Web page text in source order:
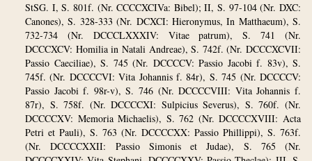
StSG. I, S. 801f. (Nr. CCCCXCIVa: Bibel); II, S. 97-104 (Nr. DXC:
Canones), S. 328-333 (Nr. DCXCI: Hieronymus, In Matthaeum), S.
732-734 (Nr. DCCCLXXXIV: Vitae patrum), S. 741 (Nr.
DCCCXCV: Homilia in Natali Andreae), S. 742f. (Nr. DCCCXCVII:
Passio Caeciliae), S. 745 (Nr. DCCCCV: Passio Jacobi f. 83v), S.
745f. (Nr. DCCCCVI: Vita Johannis f. 84r), S. 745 (Nr. DCCCCV:
Passio Jacobi f. 98r-v), S. 746 (Nr. DCCCCVIII: Vita Johannis f.
87r), S. 758f. (Nr. DCCCCXI: Sulpicius Severus), S. 760f. (Nr.
DCCCCXV: Memoria Michaelis), S. 762 (Nr. DCCCCXVIII: Acta
Petri et Pauli), S. 763 (Nr. DCCCCXX: Passio Phillippi), S. 763f.
(Nr. DCCCCXXII: Passio Simonis et Judae), S. 765 (Nr.